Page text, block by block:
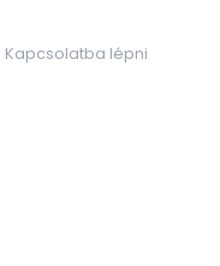
Kapcsolatba lépni